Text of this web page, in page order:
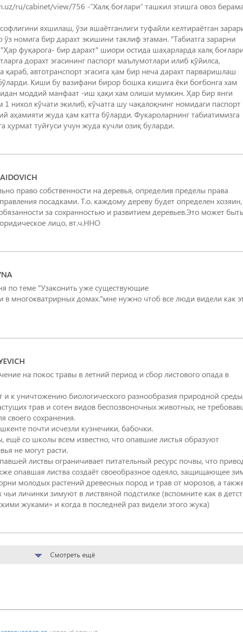
ru/cabinet/view/756 -“Халқ боғлари” ташкил этишга овоз
яхшилаш, ўзи яшаётганлиги туфайли келтираётган
номига бир дарахт экишини таклиф этаман. "Табиатга зарарни
фуқарога- бир дарахт" шиори остида шаҳарларда халқ боғлари
дорахт эгасининг паспорт маълумотлари илиб қўйилса,
қараб, автотранспорт эгасига ҳам бир неча дарахт парваришлаш
Киши бу вазифани бирор бошка кишига ёки боғбонга хам
моддий манфаат -иш ҳақи хам олиши мумкин. Ҳар бир янги
1 нихол кўчати экилиб, кўчатга шу чақалоқнинг номидаги паспорт
аҳамияти жуда ҳам катта бўларди. Фукароларнинг табиатимизга
ҳурмат туйғуси учун жуда кучли озиқ буларди.
право собственности на деревья, определив пределы права
посадками. Т.о. каждому дереву будет определен хозяин,
за сохранностью и развитием деревьев.Это может быть
лицо, вт.ч.ННО
по теме "Узаконить уже существующие
многокватрирных домах."мне нужно чтоб все люди видели как
на покос травы в летний период и сбор листового опада в
к уничтожению биологического разнообразия природной
трав и сотен видов беспозвоночных животных, не
своего сохранения.
почти исчезли кузнечики, бабочки.
ещё со школы всем известно, что опавшие листья образуют
не могут расти.
листвы ограничивает питательный ресурс почвы, что
опавшая листва создаёт своеобразное одеяло, защищающее
молодых растений древесных пород и трав от морозов, а
чьи личинки зимуют в листвяной подстилке (вспомните как в
Смотреть ещё